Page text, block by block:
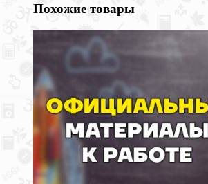
Похожие товары